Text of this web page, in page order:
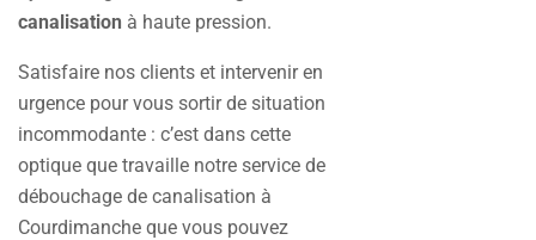
canalisation à haute pression.
Satisfaire nos clients et intervenir en
urgence pour vous sortir de situation
incommodante : c’est dans cette
optique que travaille notre service de
débouchage de canalisation à
Courdimanche que vous pouvez